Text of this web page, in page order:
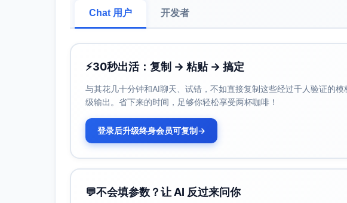
奖励机制
奖品可设置为环保理念相关的礼品，如品牌联合定制的环保
包。
冠军奖2名：高价值奖品（如摄影师专用设备代金券或环保旅游
入围奖若干：适合普众使用的绿色生活礼盒。
推广策略 ：
赛主题与奖品吸引力，吸引关注。
：邀请环保领域的KOL，或拥有视觉创作能力
品牌网站及邮件推广：设置单独的活动页面，方便用户参赛提交
联动论坛/社区 ：与环保主题社区、摄影兴趣俱乐部联动，开展话
Chat 用户 开发者
⚡30秒出活：复制 → 粘贴 → 搞定
与其花几十分钟和AI聊天、试错，不如直接复制这些经过千人验证的
级输出。省下来的时间，足够你轻松享受两杯咖啡！
登录后升级终身会员可复制→
💬不会填参数？让 AI 反过来问你